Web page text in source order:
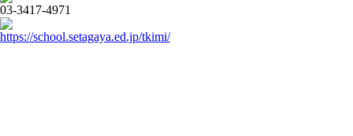
03-3417-4971
https://school.setagaya.ed.jp/tkimi/